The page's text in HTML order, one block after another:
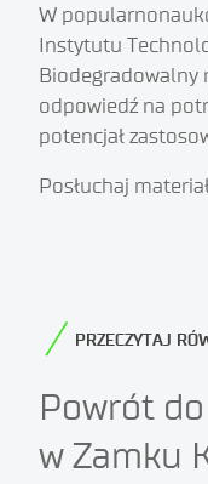
W
Instytutu
Biodegradowalny
odpowiedź na
potencjał
Posłuchaj
PRZECZYTAJ
Powrót
w Zamku